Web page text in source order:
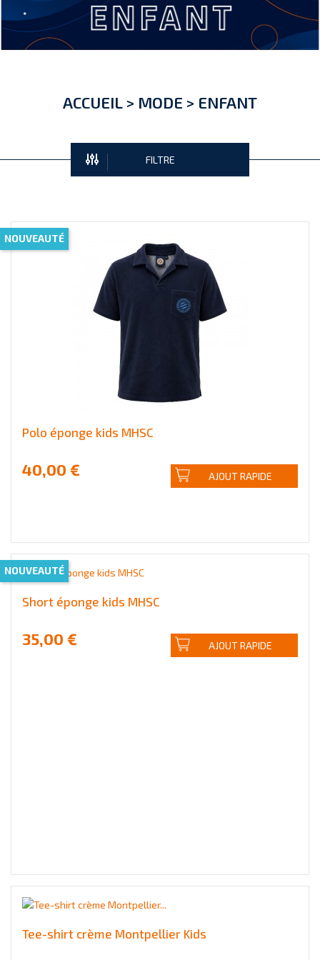
ACCUEIL > MODE > ENFANT
FILTRE
Polo éponge kids MHSC
40,00 € AJOUT RAPIDE
NOUVEAUTÉ
Short éponge kids MHSC
35,00 € AJOUT RAPIDE
NOUVEAUTÉ
Tee-shirt crème Montpellier Kids